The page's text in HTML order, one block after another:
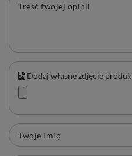
Treść twojej opinii
Dodaj własne zdjęcie
Twoje imię